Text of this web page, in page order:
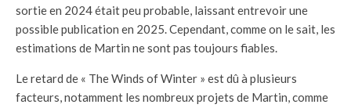
sortie en 2024 était peu probable, laissant entrevoir une
possible publication en 2025. Cependant, comme on le sait, les
estimations de Martin ne sont pas toujours fiables.
Le retard de « The Winds of Winter » est dû à plusieurs
facteurs, notamment les nombreux projets de Martin, comme